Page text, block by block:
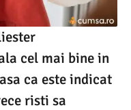
cel mai bine in
ca este indicat
risti sa